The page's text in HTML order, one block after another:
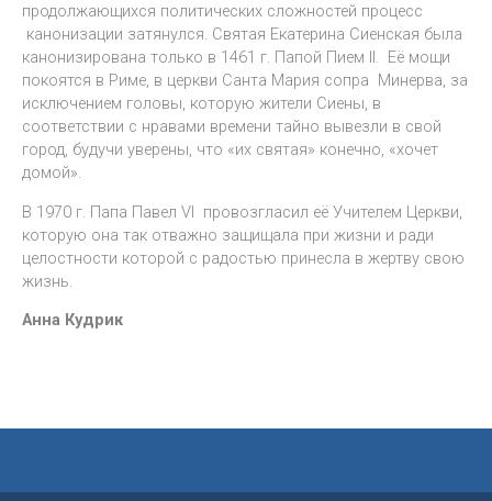
продолжающихся политических сложностей процесс
канонизации затянулся. Святая Екатерина Сиенская была
канонизирована только в 1461 г. Папой Пием II. Её мощи
покоятся в Риме, в церкви Санта Мария сопра Минерва, за
исключением головы, которую жители Сиены, в
соответствии с нравами времени тайно вывезли в свой
город, будучи уверены, что «их святая» конечно, «хочет
домой».
В 1970 г. Папа Павел VI провозгласил её Учителем Церкви,
которую она так отважно защищала при жизни и ради
целостности которой с радостью принесла в жертву свою
жизнь.
Анна Кудрик